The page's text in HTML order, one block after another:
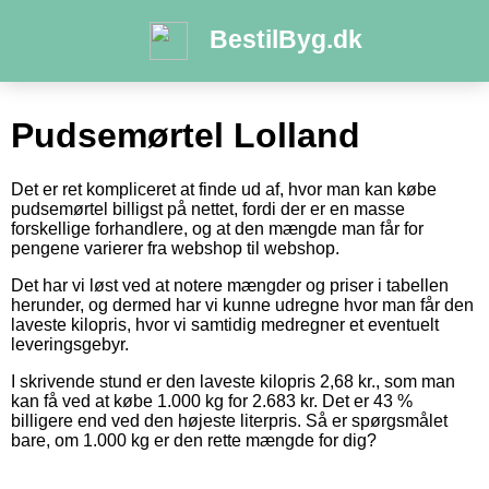
BestilByg.dk
Pudsemørtel Lolland
Det er ret kompliceret at finde ud af, hvor man kan købe
pudsemørtel billigst på nettet, fordi der er en masse
forskellige forhandlere, og at den mængde man får for
pengene varierer fra webshop til webshop.
Det har vi løst ved at notere mængder og priser i tabellen
herunder, og dermed har vi kunne udregne hvor man får den
laveste kilopris, hvor vi samtidig medregner et eventuelt
leveringsgebyr.
I skrivende stund er den laveste kilopris 2,68 kr., som man
kan få ved at købe 1.000 kg for 2.683 kr. Det er 43 %
billigere end ved den højeste literpris. Så er spørgsmålet
bare, om 1.000 kg er den rette mængde for dig?